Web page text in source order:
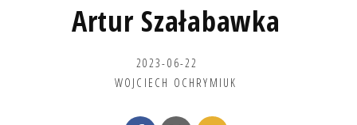
Artur Szałabawka
2023-06-22
WOJCIECH OCHRYMIUK